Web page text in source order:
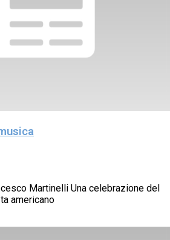
Martinelli Una celebrazione del
americano